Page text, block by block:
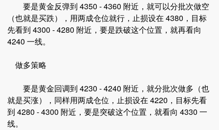
要是黄金反弹到 4350 - 4360 附近，就可以分批次做空
（也就是买跌），用两成仓位就行，止损设在 4380，目标
先看到 4300 - 4280 附近，要是跌破这个位置，就再看向
4240 一线。
做多策略
要是黄金回调到 4230 - 4240 附近，就分批次做多（也
就是买涨），同样用两成仓位，止损设在 4220，目标先看
到 4280 - 4300 附近，要是突破这个位置，就看向 4330 一
线。